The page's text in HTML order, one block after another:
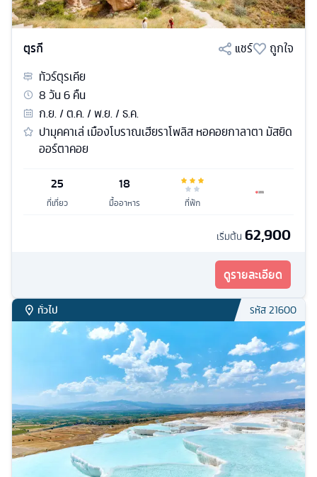
ตุรกี แชร์
ถูกใจ
ทัวร์ตุรเคีย
8วัน6คืน
ก.ย. / ต.ค. / พ.ย. / ธ.ค.
ปามุคคาเล่ เมืองโบราณเฮียราโพลิส หอคอยกาลาตา มัสยิด
ออร์ตาคอย
25
ที่เที่ยว
18
มื้ออาหาร ที่พัก
เริ่มต้น 62,900
ดูรายละเอียด
ทั่วไป รหัส21600